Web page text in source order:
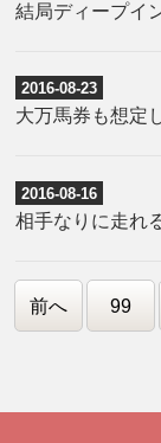
結局ディープイ
2016-08-23
大万馬券も想定
2016-08-16
相手なりに走れ
前へ 99